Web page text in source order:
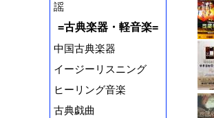
謡
=古典楽器・軽音楽=
中国古典楽器
イージーリスニング
ヒーリング音楽
古典戯曲